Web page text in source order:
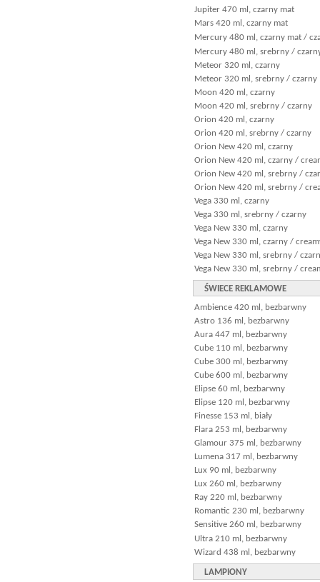
Jupiter 470 ml, czarny mat
Mars 420 ml, czarny mat
Mercury 480 ml, czarny mat /
Mercury 480 ml, srebrny /
Meteor 320 ml, czarny
Meteor 320 ml, srebrny / czarny
Moon 420 ml, czarny
Moon 420 ml, srebrny / czarny
Orion 420 ml, czarny
Orion 420 ml, srebrny / czarny
Orion New 420 ml, czarny
Orion New 420 ml, czarny /
Orion New 420 ml, srebrny /
Orion New 420 ml, srebrny /
Vega 330 ml, czarny
Vega 330 ml, srebrny / czarny
Vega New 330 ml, czarny
Vega New 330 ml, czarny /
Vega New 330 ml, srebrny /
Vega New 330 ml, srebrny /
ŚWIECE REKLAMOWE
Ambience 420 ml, bezbarwny
Astro 136 ml, bezbarwny
Aura 447 ml, bezbarwny
Cube 110 ml, bezbarwny
Cube 300 ml, bezbarwny
Cube 600 ml, bezbarwny
Elipse 60 ml, bezbarwny
Elipse 120 ml, bezbarwny
Finesse 153 ml, biały
Flara 253 ml, bezbarwny
Glamour 375 ml, bezbarwny
Lumena 317 ml, bezbarwny
Lux 90 ml, bezbarwny
Lux 260 ml, bezbarwny
Ray 220 ml, bezbarwny
Romantic 230 ml, bezbarwny
Sensitive 260 ml, bezbarwny
Ultra 210 ml, bezbarwny
Wizard 438 ml, bezbarwny
LAMPIONY